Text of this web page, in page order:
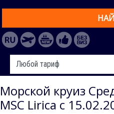
Морской круиз
MSC Lirica с